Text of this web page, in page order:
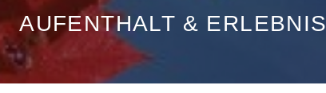
AUFENTHALT & ERLEBNIS